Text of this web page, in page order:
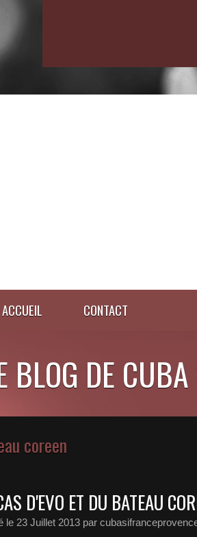
ACCUEIL CONTACT
BLOG DE
coreen
D'EVO ET DU BATEAU
le 23 Juillet 2013 par